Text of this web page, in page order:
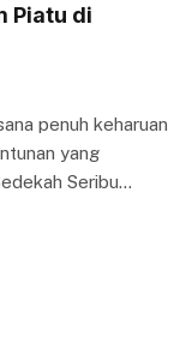
Piatu di
penuh keharuan
yang
Seribu…